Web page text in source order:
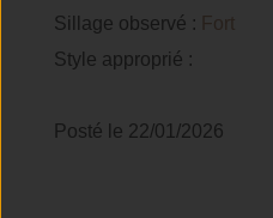
Sillage observé : Fort
Style approprié :
Posté le 22/01/2026